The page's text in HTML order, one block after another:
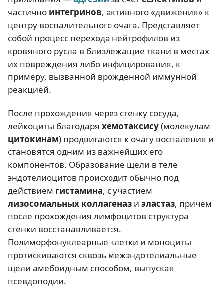
частично интегринов, активного «движения» к
центру воспалительного очага. Представляет
собой процесс перехода нейтрофилов из
кровяного русла в близлежащие ткани в местах
их повреждения либо инфицирования, к
примеру, вызванной врожденной иммунной
реакцией.
После прохождения через стенку сосуда,
лейкоциты благодаря хемотаксису(молекулам
цитокинам) продвигаются к очагу воспаления и
становятся одним из важнейших его
компонентов. Образование щели в теле
эндотелиоцитов происходит обычно под
действием гистамина, с участием
лизосомальных коллагеназ и эластаз, причем
после прохождения лимфоцитов структура
стенки восстанавливается.
Полиморфонуклеарные клетки и моноциты
протискиваются сквозь межэндотелиальные
щели амебоидным способом, выпуская
псевдоподии.